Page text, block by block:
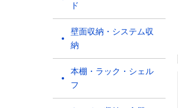
ド
壁面収納・システム収
納
本棚・ラック・シェル
フ